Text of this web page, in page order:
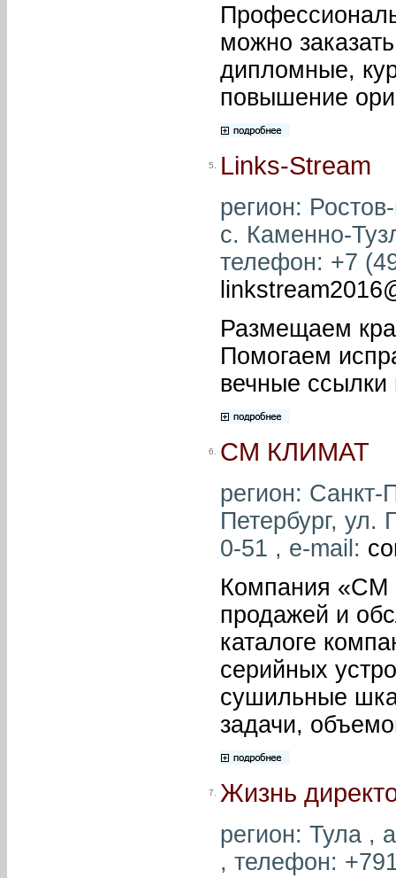
можно
дипломные,
повышение
5. Links-Stream
регион:
с. Каменно-
телефон: +7
Размещаем
Помогаем
вечные ссылки
6. СМ КЛИМАТ
регион: Санкт-
Петербург, ул.
0-51 , e-mail:
Компания «СМ
продажей и
каталоге
серийных
сушильные
задачи,
7. Жизнь
регион: Тула ,
, телефон: